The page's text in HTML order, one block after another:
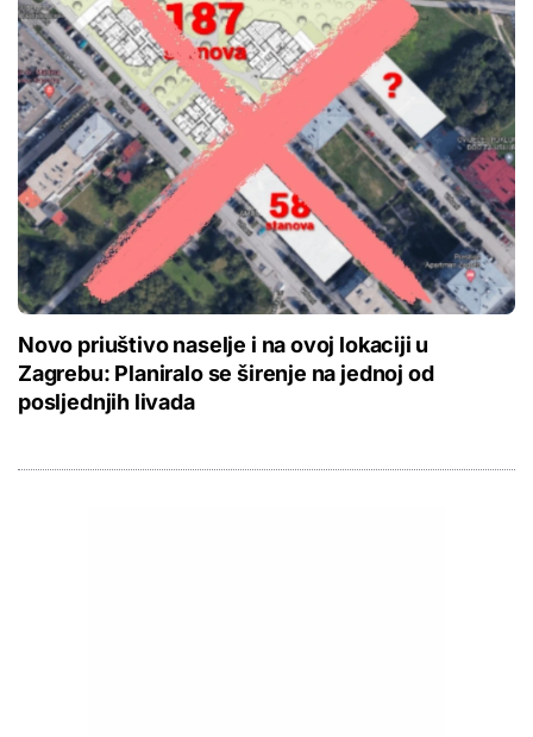
Novo priuštivo naselje i na ovoj lokaciji u
Zagrebu: Planiralo se širenje na jednoj od
posljednjih livada